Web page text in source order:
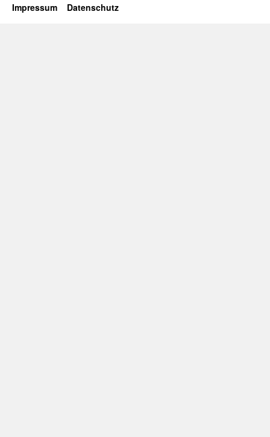
Impressum Datenschutz